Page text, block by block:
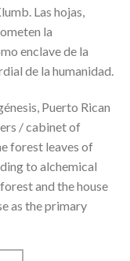
Las hojas,
la
enclave de la
de la humanidad.
Puerto Rican
/ cabinet of
forest leaves of
to alchemical
and the house
as the primary